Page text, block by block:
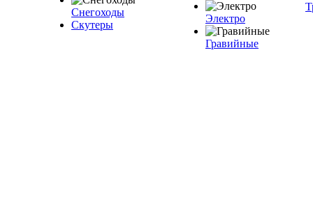
Снегоходы
Скутеры
Электро
Гравийные